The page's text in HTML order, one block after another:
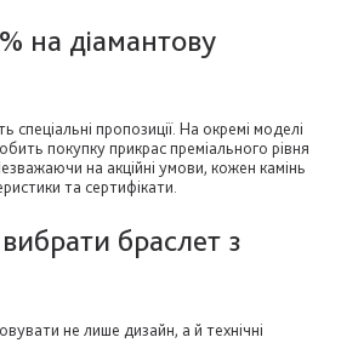
на діамантову
спеціальні пропозиції. На окремі моделі
покупку прикрас преміального рівня
на акційні умови, кожен камінь
та сертифікати.
браслет з
не лише дизайн, а й технічні